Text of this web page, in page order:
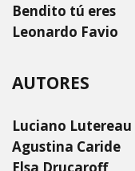
Bendito tú eres
Leonardo Favio
AUTORES
Luciano Lutereau
Agustina Caride
Elsa Drucaroff